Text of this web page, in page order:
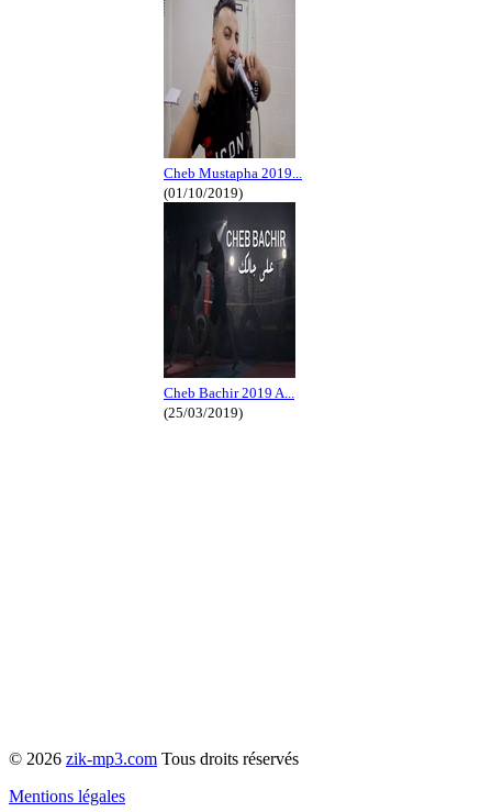
Cheb Mustapha 2019...
(01/10/2019)
Cheb Bachir 2019 A...
(25/03/2019)
© 2026 zik-mp3.com Tous droits réservés
Mentions légales